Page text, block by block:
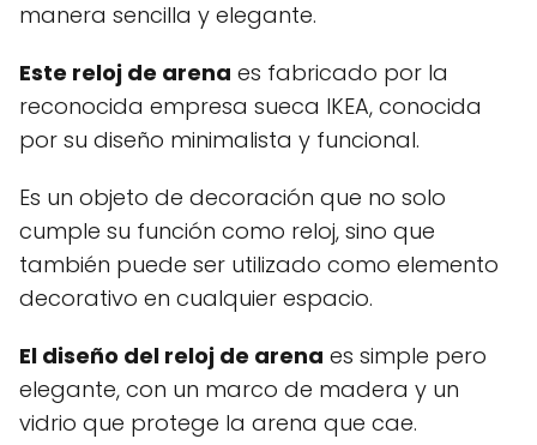
manera sencilla y elegante.
Este reloj de arena es fabricado por la
reconocida empresa sueca IKEA, conocida
por su diseño minimalista y funcional.
Es un objeto de decoración que no solo
cumple su función como reloj, sino que
también puede ser utilizado como elemento
decorativo en cualquier espacio.
El diseño del reloj de arena es simple pero
elegante, con un marco de madera y un
vidrio que protege la arena que cae.